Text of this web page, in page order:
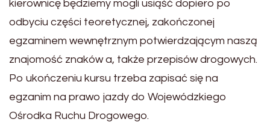
kierownicę będziemy mogli usiąść dopiero po
odbyciu części teoretycznej, zakończonej
egzaminem wewnętrznym potwierdzającym naszą
znajomość znaków a, także przepisów drogowych.
Po ukończeniu kursu trzeba zapisać się na
egzanim na prawo jazdy do Wojewódzkiego
Ośrodka Ruchu Drogowego.